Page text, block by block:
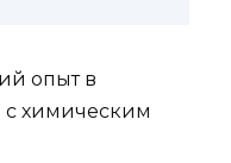
опыт в
с химическим